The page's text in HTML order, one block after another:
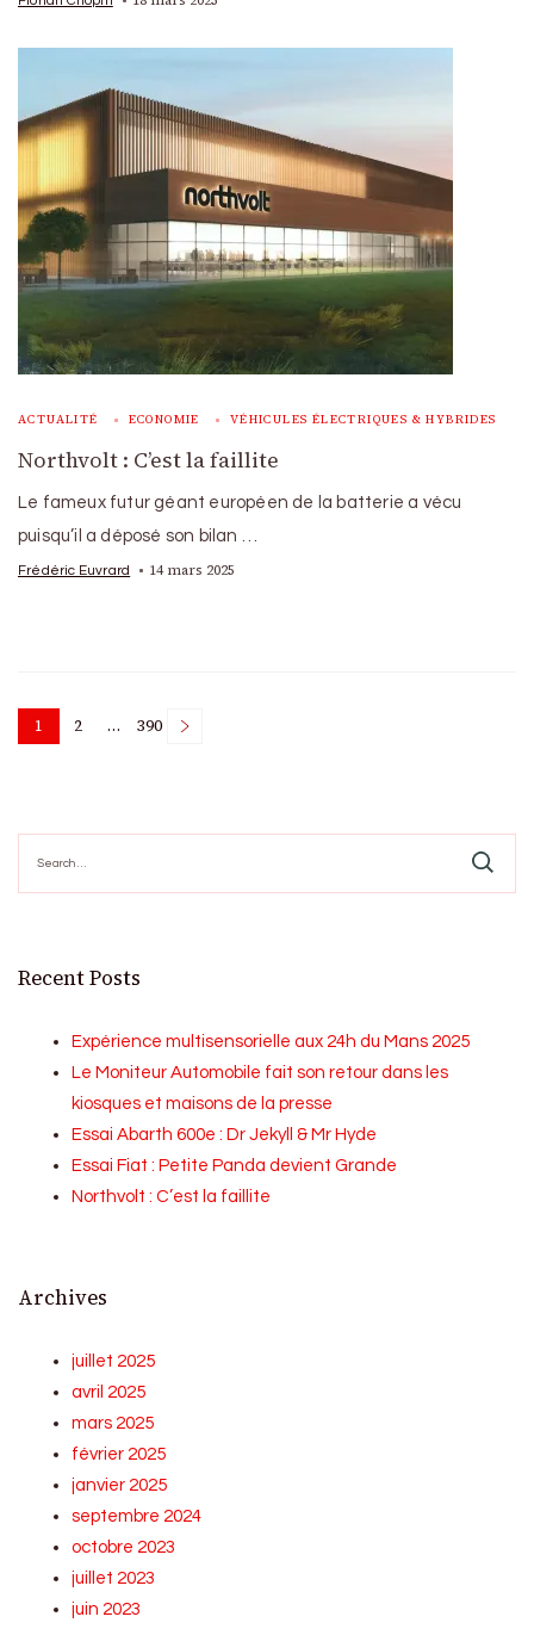
ACTUALITÉ ECONOMIE VÉHICULES ÉLECTRIQUES & HYBRIDES
Northvolt : C’est la faillite
Le fameux futur géant européen de la batterie a vécu
puisqu’il a déposé son bilan …
Frédéric Euvrard 14 mars 2025
Posts
Page
1 Page
2 … Page
390
for:
Recent Posts
Expérience multisensorielle aux 24h du Mans 2025
Le Moniteur Automobile fait son retour dans les
kiosques et maisons de la presse
Essai Abarth 600e : Dr Jekyll & Mr Hyde
Essai Fiat : Petite Panda devient Grande
Northvolt : C’est la faillite
Archives
juillet 2025
avril 2025
mars 2025
février 2025
janvier 2025
septembre 2024
octobre 2023
juillet 2023
juin 2023